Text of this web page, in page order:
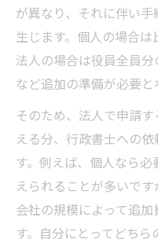
が異なり、それに伴い
生じます。個人の場合は
法人の場合は役員全員
など追加の準備が必要と
そのため、法人で申請
える分、行政書士への
す。例えば、個人なら
えられることが多いで
会社の規模によって追
す。自分にとってどち